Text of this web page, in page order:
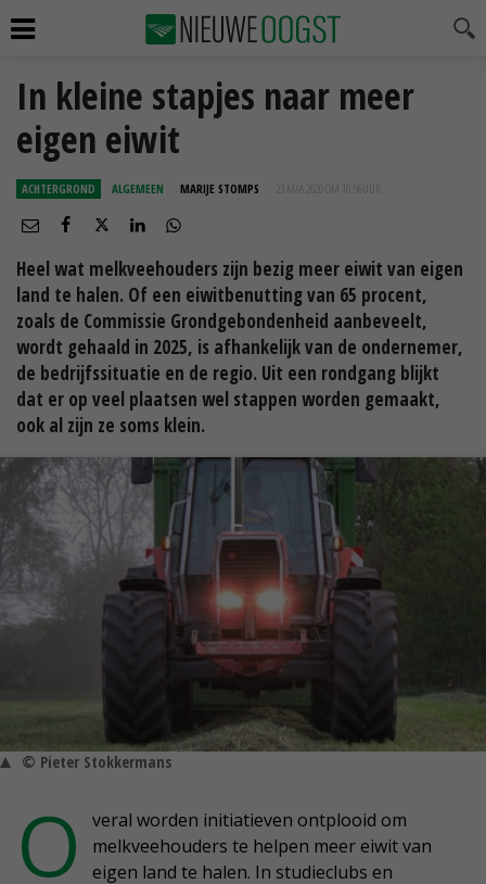
In kleine stapjes naar meer
eigen eiwit
ACHTERGROND ALGEMEEN MARIJE STOMPS 23 MAA 2020 OM 10:56
Heel wat melkveehouders zijn bezig meer eiwit van eigen
land te halen. Of een eiwitbenutting van 65 procent,
zoals de Commissie Grondgebondenheid aanbeveelt,
wordt gehaald in 2025, is afhankelijk van de ondernemer,
de bedrijfssituatie en de regio. Uit een rondgang blijkt
dat er op veel plaatsen wel stappen worden gemaakt,
ook al zijn ze soms klein.
© Pieter Stokkermans
O
veral worden initiatieven ontplooid om
melkveehouders te helpen meer eiwit van
eigen land te halen. In studieclubs en